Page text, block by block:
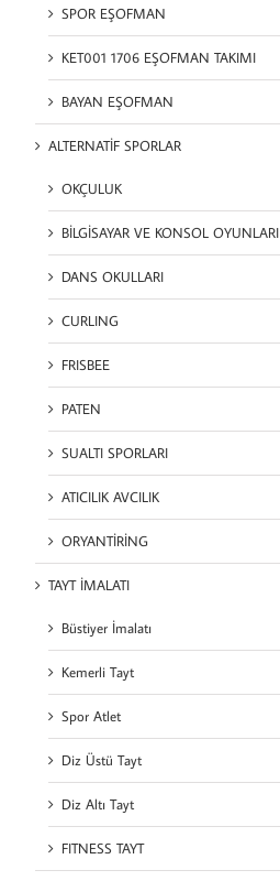
SPOR EŞOFMAN
KET001 1706 EŞOFMAN TAKIMI
BAYAN EŞOFMAN
ALTERNATİF SPORLAR
OKÇULUK
BİLGİSAYAR VE KONSOL OYUNLARI
DANS OKULLARI
CURLING
FRISBEE
PATEN
SUALTI SPORLARI
ATICILIK AVCILIK
ORYANTİRİNG
TAYT İMALATI
Büstiyer İmalatı
Kemerli Tayt
Spor Atlet
Diz Üstü Tayt
Diz Altı Tayt
FITNESS TAYT